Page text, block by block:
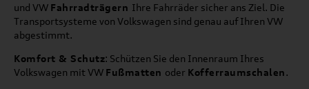
und VW Fahrradträgern Ihre Fahrräder sicher ans Ziel. Die
Transportsysteme von Volkswagen sind genau auf Ihren VW
abgestimmt.
Komfort & Schutz: Schützen Sie den Innenraum Ihres
Volkswagen mit VW Fußmatten oder Kofferraumschalen.